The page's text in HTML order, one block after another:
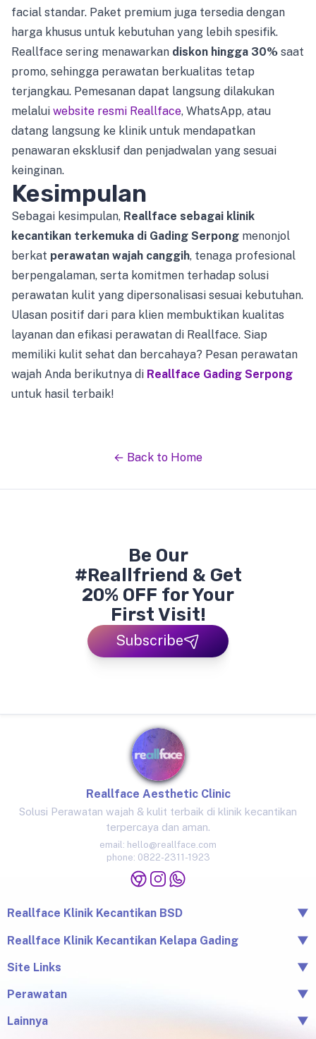
facial standar. Paket premium juga tersedia dengan
harga khusus untuk kebutuhan yang lebih spesifik.
Reallface sering menawarkan diskon hingga 30% saat
promo, sehingga perawatan berkualitas tetap
terjangkau. Pemesanan dapat langsung dilakukan
melalui website resmi Reallface, WhatsApp, atau
datang langsung ke klinik untuk mendapatkan
penawaran eksklusif dan penjadwalan yang sesuai
keinginan.
Kesimpulan
Sebagai kesimpulan, Reallface sebagai klinik
kecantikan terkemuka di Gading Serpong menonjol
berkat perawatan wajah canggih, tenaga profesional
berpengalaman, serta komitmen terhadap solusi
perawatan kulit yang dipersonalisasi sesuai kebutuhan.
Ulasan positif dari para klien membuktikan kualitas
layanan dan efikasi perawatan di Reallface. Siap
memiliki kulit sehat dan bercahaya? Pesan perawatan
wajah Anda berikutnya di Reallface Gading Serpong
untuk hasil terbaik!
← Back to Home
Be Our
#Reallfriend & Get
20% OFF for Your
First Visit!
Subscribe
Reallface Aesthetic Clinic
Solusi Perawatan wajah & kulit terbaik di klinik kecantikan
terpercaya dan aman.
email: hello@reallface.com
phone: 0822-2311-1923
Reallface Klinik Kecantikan BSD
▼
Banten 15345
0822-2311-1923
Reallface Klinik Kecantikan Kelapa Gading
▼
Gading, Jkt Utara, Daerah Khusus Ibukota Jakarta 14240
0813-1581-1448
Site Links
▼
Beranda
Perawatan
Perawatan
▼
Juvelook
Facial & LHALA Peel
Lainnya
▼